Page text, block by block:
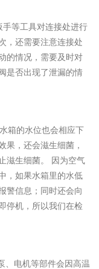
等工具对连接处进行
，还需要注意连接处
的情况，需要及时对
是否出现了泄漏的情
箱的水位也会相应下
果，还会滋生细菌，
滋生细菌。 因为空气
，如果水箱里的水低
警信息；同时还会向
停机，所以我们在检
、电机等部件会因高温